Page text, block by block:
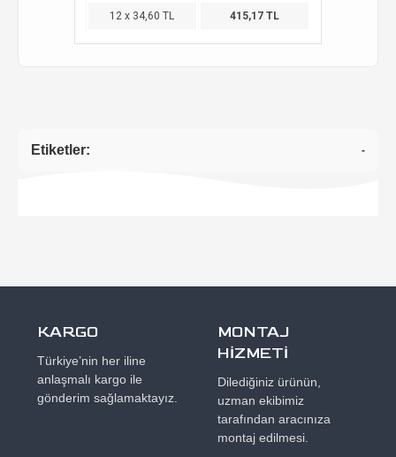
12 x 34,60 TL 415,17 TL
Etiketler: -
KARGO
Türkiye’nin her iline
anlaşmalı kargo ile
gönderim sağlamaktayız.
MONTAJ
HİZMETİ
Dilediğiniz ürünün,
uzman ekibimiz
tarafından aracınıza
montaj edilmesi.